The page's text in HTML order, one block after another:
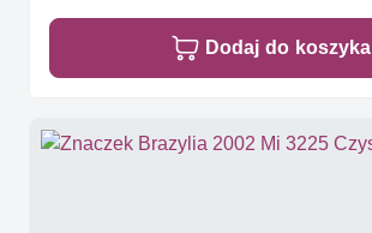
Dodaj do koszyka